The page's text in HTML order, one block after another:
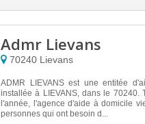
Admr Lievans
70240 Lievans
ADMR LIEVANS est une entitée
installée à LIEVANS, dans le 70240.
l'année, l'agence d'aide à domicile
personnes qui ont besoin d...